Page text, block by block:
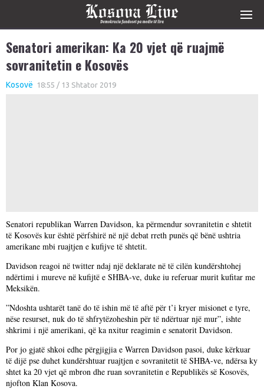
Senatori amerikan: Ka 20 vjet që ruajmë
sovranitetin e Kosovës
Kosovë 18:55 / 13 Shtator 2019
Senatori republikan Warren Davidson, ka përmendur sovranitetin e shtetit
të Kosovës kur është përfshirë në një debat rreth punës që bënë ushtria
amerikane mbi ruajtjen e kufijve të shtetit.
Davidson reagoi në twitter ndaj një deklarate në të cilën kundërshtohej
ndërtimi i mureve në kufijtë e SHBA-ve, duke iu referuar murit kufitar me
Meksikën.
”Ndoshta ushtarët tanë do të ishin më të aftë për t’i kryer misionet e tyre,
nëse resurset, nuk do të shfrytëzoheshin për të ndërtuar një mur”, ishte
shkrimi i një amerikani, që ka nxitur reagimin e senatorit Davidson.
Por jo gjatë shkoi edhe përgjigjia e Warren Davidson pasoi, duke kërkuar
të dijë pse duhet kundërshtuar ruajtjen e sovranitetit të SHBA-ve, ndërsa ky
shtet ka 20 vjet që mbron dhe ruan sovranitetin e Republikës së Kosovës,
njofton Klan Kosova.